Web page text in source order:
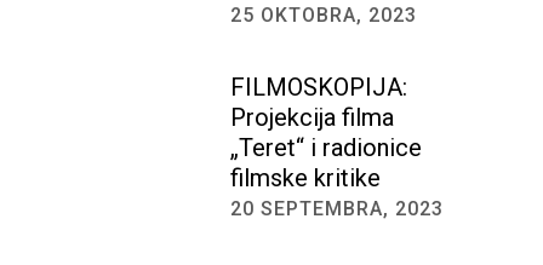
25 OKTOBRA, 2023
FILMOSKOPIJA:
Projekcija filma
„Teret“ i radionice
filmske kritike
20 SEPTEMBRA, 2023